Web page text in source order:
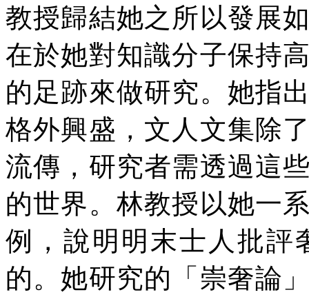
教授歸結她之所以發展
在於她對知識分子保持
的足跡來做研究。她指
格外興盛，文人文集除
流傳，研究者需透過這
的世界。林教授以她一
例，說明明末士人批評
的。她研究的「崇奢論